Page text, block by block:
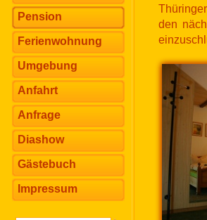
Pension
Ferienwohnung
Umgebung
Anfahrt
Anfrage
Diashow
Gästebuch
Impressum
den